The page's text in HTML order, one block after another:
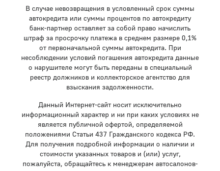
В случае невозвращения в условленный срок суммы
автокредита или суммы процентов по автокредиту
банк-партнер оставляет за собой право начислить
штраф за просрочку платежа в среднем размере 0,1%
от первоначальной суммы автокредита. При
несоблюдении условий погашения автокредита данные
о нарушителе могут быть переданы в специальный
реестр должников и коллекторское агентство для
взыскания задолженности.
Данный Интернет-сайт носит исключительно
информационный характер и ни при каких условиях не
является публичной офертой, определяемой
положениями Статьи 437 Гражданского кодекса РФ.
Для получения подробной информации о наличии и
стоимости указанных товаров и (или) услуг,
пожалуйста, обращайтесь к менеджерам автосалонов-